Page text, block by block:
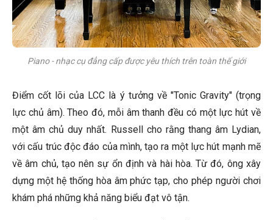
Piano - nhạc cụ đẳng cấp được yêu thích trên toàn thế giới
Điểm cốt lõi của LCC là ý tưởng về "Tonic Gravity" (trọng
lực chủ âm). Theo đó, mỗi âm thanh đều có một lực hút về
một âm chủ duy nhất. Russell cho rằng thang âm Lydian,
với cấu trúc độc đáo của mình, tạo ra một lực hút mạnh mẽ
về âm chủ, tạo nên sự ổn định và hài hòa. Từ đó, ông xây
dựng một hệ thống hòa âm phức tạp, cho phép người chơi
khám phá những khả năng biểu đạt vô tận.